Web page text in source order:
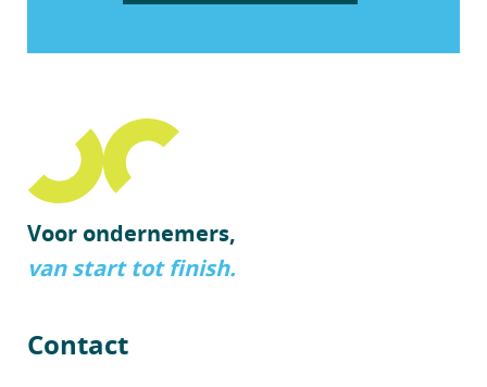
Voor ondernemers,
van start tot finish.
Contact